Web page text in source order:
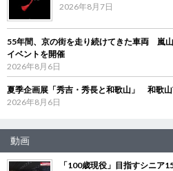
2026年8月7日
55年間、京の街を走り続けてきた車両 嵐
イベントを開催
2026年8月6日
夏季企画展「秀吉・秀長と和歌山」 和歌
2026年8月6日
動画
「100歳現役」目指すシニ